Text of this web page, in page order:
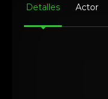
Detalles Actor